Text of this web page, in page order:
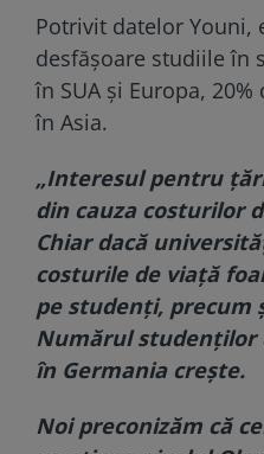
Potrivit datelor Youni,
desfășoare studiile în
în SUA și Europa,
în Asia.
„Interesul pentru
din cauza costurilor
Chiar dacă
costurile de viață
pe studenți, precum
Numărul studenților
în Germania crește.
Noi preconizăm că